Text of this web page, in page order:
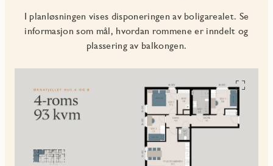
I planløsningen vises disponeringen av boligarealet. Se
informasjon som mål, hvordan rommene er inndelt og
plassering av balkongen.
Se